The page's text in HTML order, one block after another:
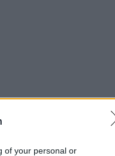
of your personal or